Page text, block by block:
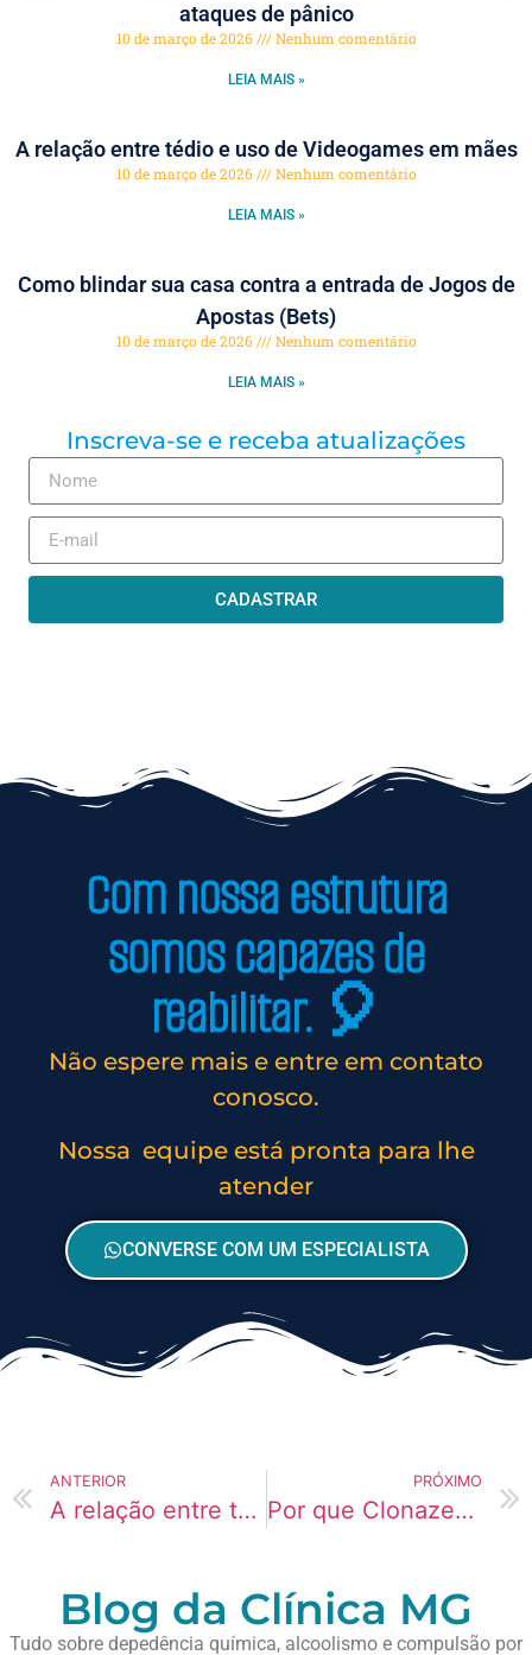
ataques de pânico
10 de março de 2026 Nenhum comentário
LEIA MAIS »
A relação entre tédio e uso de Videogames em mães
10 de março de 2026 Nenhum comentário
LEIA MAIS »
Como blindar sua casa contra a entrada de Jogos de
Apostas (Bets)
10 de março de 2026 Nenhum comentário
LEIA MAIS »
Inscreva-se e receba atualizações
CADASTRAR
Com nossa estrutura
somos capazes de
reabilitar. 🎈
Não espere mais e entre em contato
conosco.
Nossa equipe está pronta para lhe
atender
CONVERSE COM UM ESPECIALISTA
ANTERIOR
A relação entre tédio e uso de Heroína em universitários
PRÓXIMO
Por que Clonazepam (Rivotril) causa tanto isolamento social?
Blog da Clínica MG
Tudo sobre depedência química, alcoolismo e compulsão por